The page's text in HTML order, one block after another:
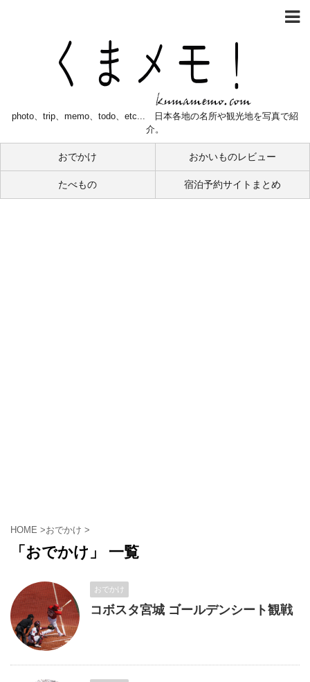
photo、trip、memo、todo、etc... 日本各地の名所や観光地を写真で紹
介。
おでかけ おかいものレビュー
たべもの 宿泊予約サイトまとめ
HOME >おでかけ >
「おでかけ」 一覧
おでかけ
コボスタ宮城 ゴールデンシート観戦